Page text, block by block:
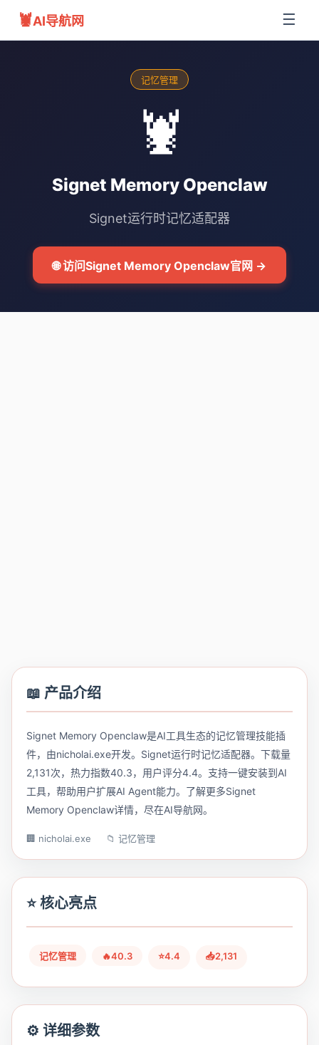
🦞AI导航网 ☰
记忆管理
🦞
Signet Memory Openclaw
Signet运行时记忆适配器
🌐 访问Signet Memory Openclaw官网 →
📖 产品介绍
Signet Memory Openclaw是AI工具生态的记忆管理技能插
件，由nicholai.exe开发。Signet运行时记忆适配器。下载量
2,131次，热力指数40.3，用户评分4.4。支持一键安装到AI
工具，帮助用户扩展AI Agent能力。了解更多Signet
Memory Openclaw详情，尽在AI导航网。
🏢 nicholai.exe 📁 记忆管理
⭐ 核心亮点
记忆管理 🔥40.3 ⭐4.4 📥2,131
⚙️ 详细参数